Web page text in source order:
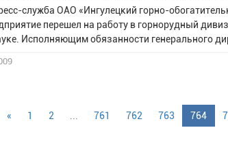
служба ОАО «Ингулецкий горно-
перешел на работу в горнорудный
Исполняющим обязанности генерального
« 1 2 761 762 763 764